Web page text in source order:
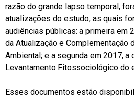
razão do grande lapso temporal,
atualizações do estudo, as quais
audiências públicas: a primeira em
da Atualização e Complementação
Ambiental; e a segunda em 2017, a
Levantamento Fitossociológico do
Esses documentos estão